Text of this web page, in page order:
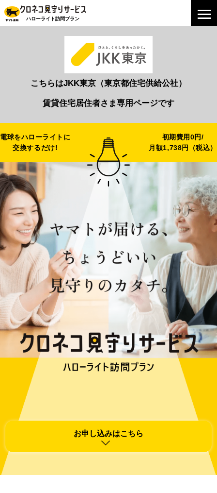
ハローライト訪問プラン
こちらはJKK東京（東京都住宅供給公社）
賃貸住宅居住者さま専用ページです
電球をハローライトに
交換するだけ!
初期費用0円/
月額1,738円（税込）
お申し込みはこちら